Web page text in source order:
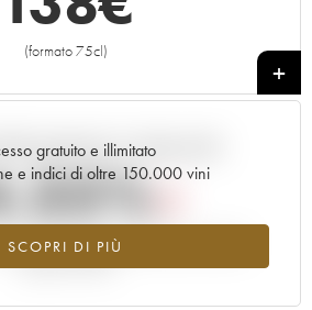
(formato 75cl)
+
gratuito e illimitato
e indici di oltre 150.000 vini
SCOPRI DI PIÙ
quotazione in tempo reale
per il valore dell'annata 2022 nel 2026